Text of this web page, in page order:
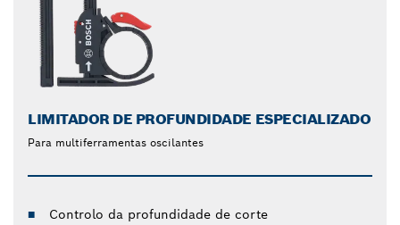
LIMITADOR DE PROFUNDIDADE ESPECIALIZADO
Para multiferramentas oscilantes
Controlo da profundidade de corte